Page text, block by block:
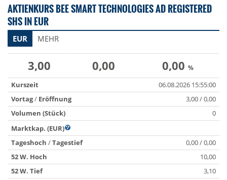
AKTIENKURS BEE SMART TECHNOLOGIES AD REGISTERED
SHS IN EUR
EUR MEHR
3,00 0,00 0,00 %
Kurszeit
06.08.2026 15:55:00
Vortag/ Eröffnung
3,00 / 0,00
Volumen (Stück)
0
Marktkap. (EUR)
Tageshoch /Tagestief
0,00 / 0,00
52 W. Hoch
10,00
52 W. Tief
3,10